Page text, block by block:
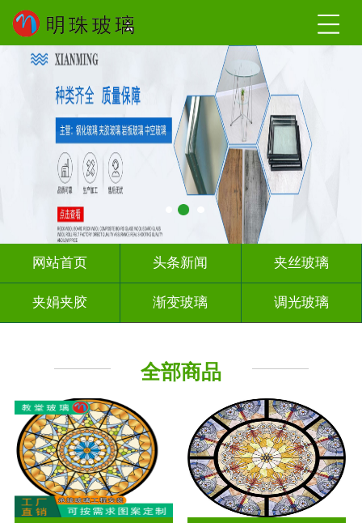
网站首页 头条新闻 夹丝玻璃
夹娟夹胶 渐变玻璃 调光玻璃
全部商品